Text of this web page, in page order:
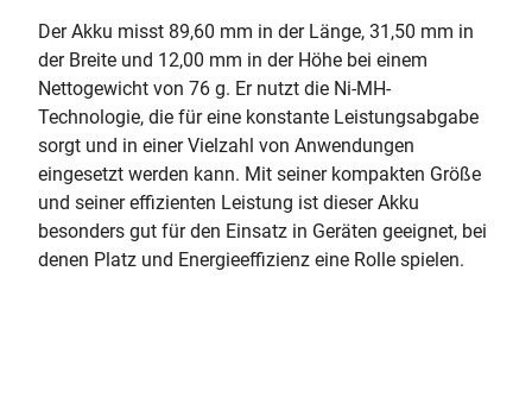
Der Akku misst 89,60 mm in der Länge, 31,50 mm in
der Breite und 12,00 mm in der Höhe bei einem
Nettogewicht von 76 g. Er nutzt die Ni-MH-
Technologie, die für eine konstante Leistungsabgabe
sorgt und in einer Vielzahl von Anwendungen
eingesetzt werden kann. Mit seiner kompakten Größe
und seiner effizienten Leistung ist dieser Akku
besonders gut für den Einsatz in Geräten geeignet, bei
denen Platz und Energieeffizienz eine Rolle spielen.